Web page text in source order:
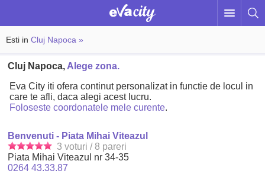
Esti in Cluj Napoca »
Cluj Napoca, Alege zona.
Eva City iti ofera continut personalizat in functie de locul in
care te afli, daca alegi acest lucru.
Foloseste coordonatele mele curente.
Benvenuti - Piata Mihai Viteazul
3 voturi / 8 pareri
Piata Mihai Viteazul nr 34-35
0264 43.33.87